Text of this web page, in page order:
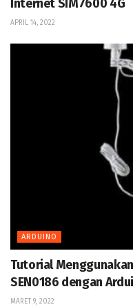
Internet SIM7600 4G
APRIL 14, 2022
ARDUINO
Tutorial
SEN0186 dengan
MARET 9, 2022